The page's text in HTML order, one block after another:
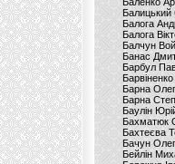
Балицький
Балога
Балога
Балчун
Банас
Барбул
Барвіненко
Барна Олег
Барна
Баулін
Бахматюк
Бахтеєва
Бачун Олег
Бейлін